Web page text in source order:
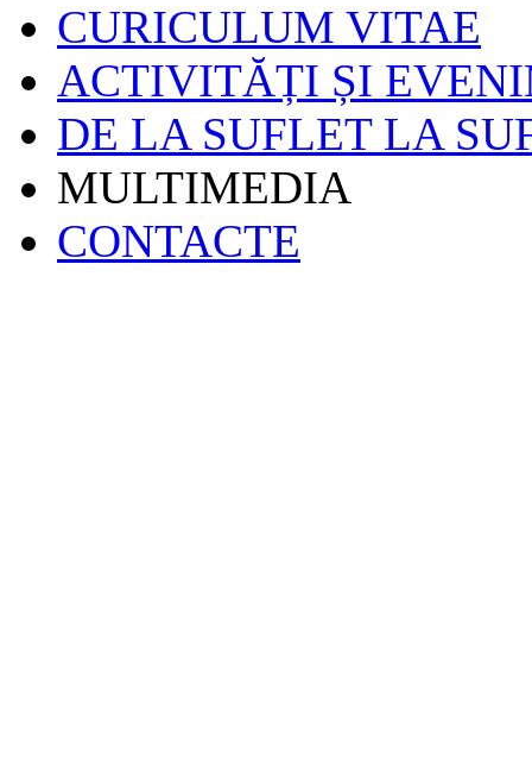
CURICULUM VITAE
ACTIVITĂȚI ȘI
DE LA SUFLET LA
MULTIMEDIA
CONTACTE